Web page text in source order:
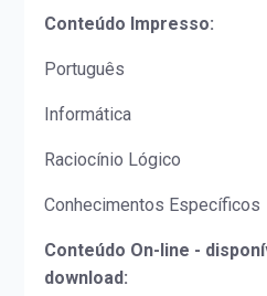
Conteúdo Impresso:
Português
Informática
Raciocínio Lógico
Conhecimentos Específicos
Conteúdo On-line -
download: